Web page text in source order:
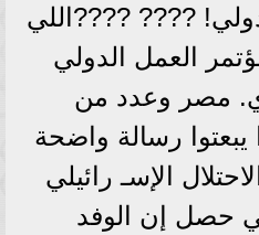
???? ????اللي
العمل الدولي
مصر وعدد من
يبعتوا رسالة واضحة
الإسـ رائيلي
حصل إن الوفد